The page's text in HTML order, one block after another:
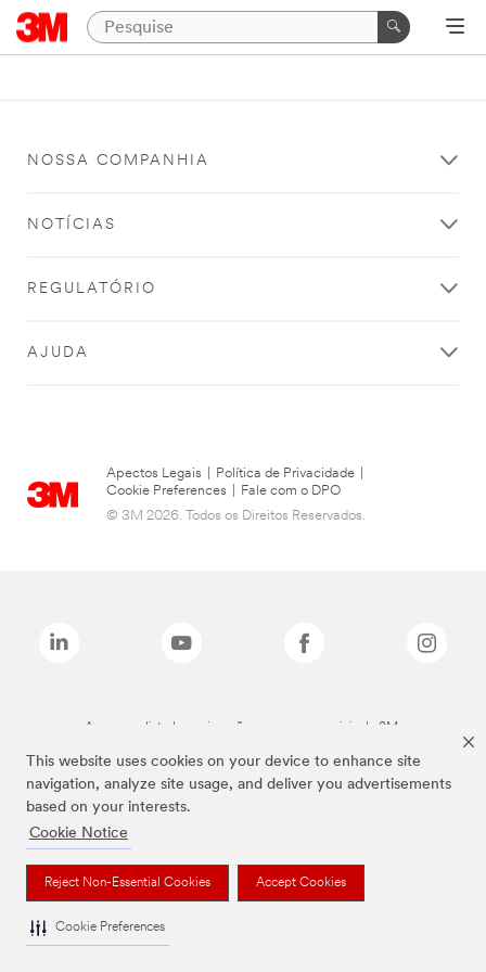
This website uses cookies on your device to enhance site
navigation, analyze site usage, and deliver you advertisements
based on your interests.
Cookie Notice
Reject Non-Essential Cookies Accept Cookies
Cookie Preferences
NOSSA COMPANHIA
NOTÍCIAS
REGULATÓRIO
AJUDA
Apectos Legais Política de Privacidade
Cookie Preferences
Fale com o DPO
© 3M 2026. Todos os Direitos Reservados.
As marcas listadas a cima são marcas comerciais da 3M.